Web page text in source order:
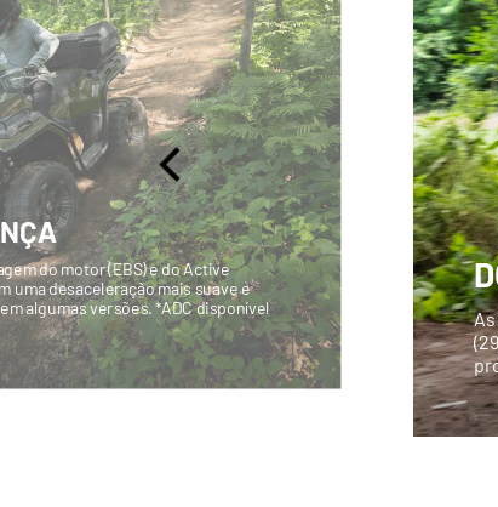
do motor (EBS) e do Active
uma desaceleração mais suave e
algumas versões. *ADC disponível